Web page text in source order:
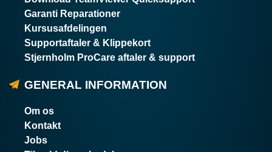
Garanti Reparationer
Kursusafdelingen
Supportaftaler & Klippekort
Stjernholm ProCare aftaler & support
GENERAL INFORMATION
Om os
Kontakt
Jobs